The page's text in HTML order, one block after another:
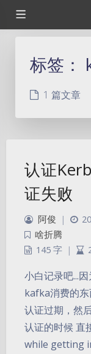
标签：
1 篇文章
认证
证失败
阿俊 |
啥折腾
145 字 |
小白记录吧...
kafka消费的
认证过期，然
认证的时候
while getting